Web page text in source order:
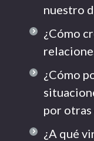
nuestro
¿Cómo
¿Cómo
por otras
¿A qué